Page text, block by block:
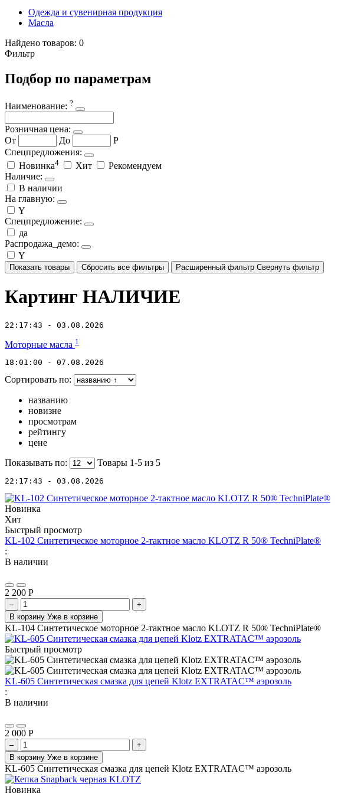
Одежда и сувенирная продукция
Масла
Найдено товаров: 0
Фильтр
Подбор по параметрам
Наименование: ?
Розничная цена:
От
До
Р
Спецпредложения:
Новинка4 Хит
Рекомендуем
Наличие:
В наличии
На главную:
Y
Спецпредложение:
да
Распродажа_демо:
Y
Показать товары Сбросить все фильтры Расширенный фильтр Свернуть фильтр
Картинг НАЛИЧИЕ
22:17:43 - 03.08.2026
Моторные масла 1
18:01:00 - 07.08.2026
Сортировать по:
названию
новизне
просмотрам
рейтингу
цене
Показывать по:
Товары 1-5 из 5
22:17:43 - 03.08.2026
Новинка
Хит
Быстрый просмотр
KL-102 Синтетическое моторное 2-тактное масло KLOTZ R 50® TechniPlate®
:
В наличии
2 200 Р
–
+
В корзину Уже в корзине
KL-104 Синтетическое моторное 2-тактное масло KLOTZ R 50® TechniPlate®
Быстрый просмотр
KL-605 Синтетическая смазка для цепей Klotz EXTRATAC™ аэрозоль
:
В наличии
2 000 Р
–
+
В корзину Уже в корзине
KL-605 Синтетическая смазка для цепей Klotz EXTRATAC™ аэрозоль
Новинка